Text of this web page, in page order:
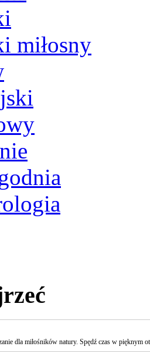
miłosny
dla miłośników natury. Spędź czas w pięknym